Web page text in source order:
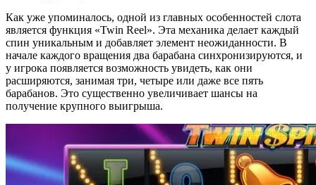
Как уже упоминалось, одной из главных особенностей слота
является функция «Twin Reel». Эта механика делает каждый
спин уникальным и добавляет элемент неожиданности. В
начале каждого вращения два барабана синхронизируются, и
у игрока появляется возможность увидеть, как они
расширяются, занимая три, четыре или даже все пять
барабанов. Это существенно увеличивает шансы на
получение крупного выигрыша.